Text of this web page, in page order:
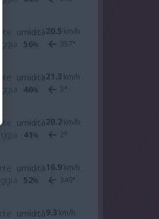
umidità
56%
20.5 km/h
357°
umidità
46%
21.3 km/h
3°
umidità
41%
20.2km/h
2°
umidità
52%
16.9km/h
349°
umidità9.3 km/h